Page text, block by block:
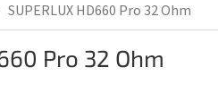
SUPERLUX HD660 Pro 32 Ohm
Pro 32 Ohm